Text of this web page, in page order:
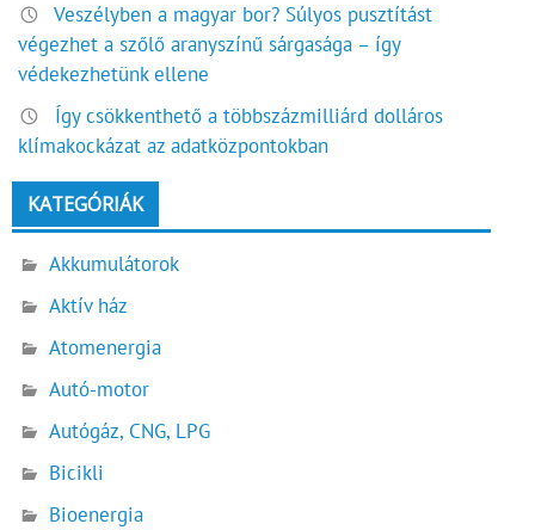
Veszélyben a magyar bor? Súlyos pusztítást
végezhet a szőlő aranyszínű sárgasága – így
védekezhetünk ellene
Így csökkenthető a többszázmilliárd dolláros
klímakockázat az adatközpontokban
KATEGÓRIÁK
Akkumulátorok
Aktív ház
Atomenergia
Autó-motor
Autógáz, CNG, LPG
Bicikli
Bioenergia